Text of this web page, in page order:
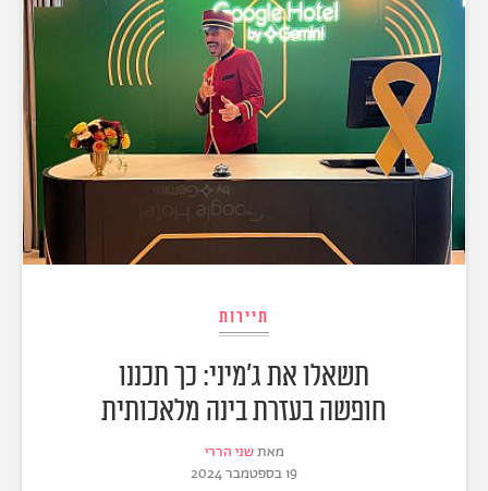
תיירות
תשאלו את ג'מיני: כך תכננו
חופשה בעזרת בינה מלאכותית
מאתשני הררי
19 בספטמבר 2024